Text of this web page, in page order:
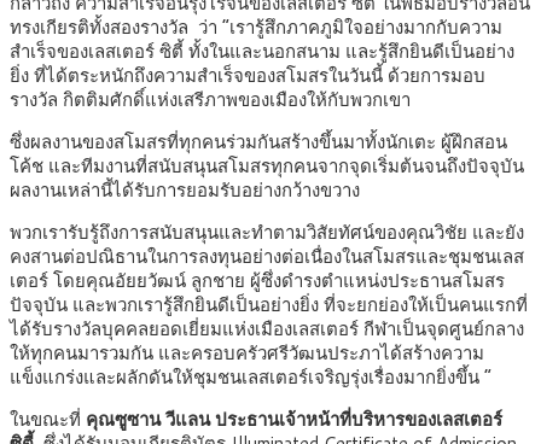
ทรงเกียรติทั้งสองรางวัล ว่า “เรารู้สึกภาคภูมิใจอย่างมากกับความ
สำเร็จของเลสเตอร์ ซิตี้ ทั้งในและนอกสนาม และรู้สึกยินดีเป็นอย่าง
ยิ่ง ที่ได้ตระหนักถึงความสำเร็จของสโมสรในวันนี้ ด้วยการมอบ
รางวัล กิตติมศักดิ์แห่งเสรีภาพของเมืองให้กับพวกเขา
ซึ่งผลงานของสโมสรที่ทุกคนร่วมกันสร้างขึ้นมาทั้งนักเตะ ผู้ฝึกสอน
โค้ช และทีมงานที่สนับสนุนสโมสรทุกคนจากจุดเริ่มต้นจนถึงปัจจุบัน
ผลงานเหล่านี้ได้รับการยอมรับอย่างกว้างขวาง
พวกเรารับรู้ถึงการสนับสนุนและทำตามวิสัยทัศน์ของคุณวิชัย และยัง
คงสานต่อปณิธานในการลงทุนอย่างต่อเนื่องในสโมสรและชุมชนเลส
เตอร์ โดยคุณอัยยวัฒน์ ลูกชาย ผู้ซึ่งดำรงตำแหน่งประธานสโมสร
ปัจจุบัน และพวกเรารู้สึกยินดีเป็นอย่างยิ่ง ที่จะยกย่องให้เป็นคนแรกที่
ได้รับรางวัลบุคคลยอดเยี่ยมแห่งเมืองเลสเตอร์ กีฬาเป็นจุดศูนย์กลาง
ให้ทุกคนมารวมกัน และครอบครัวศรีวัฒนประภาได้สร้างความ
แข็งแกร่งและผลักดันให้ชุมชนเลสเตอร์เจริญรุ่งเรื่องมากยิ่งขึ้น ”
ในขณะที่ คุณซูซาน วีแลน ประธานเจ้าหน้าที่บริหารของเลสเตอร์